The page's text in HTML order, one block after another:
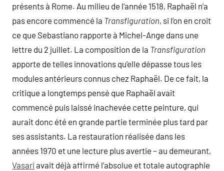
présents à Rome. Au milieu de l’année 1518, Raphaël n’a
pas encore commencé la Transfiguration, si l’on en croit
ce que Sebastiano rapporte à Michel-Ange dans une
lettre du 2 juillet. La composition de la Transfiguration
apporte de telles innovations qu’elle dépasse tous les
modules antérieurs connus chez Raphaël. De ce fait, la
critique a longtemps pensé que Raphaël avait
commencé puis laissé inachevée cette peinture, qui
aurait donc été en grande partie terminée plus tard par
ses assistants. La restauration réalisée dans les
années 1970 et une lecture plus avertie – au demeurant,
Vasari avait déjà affirmé l’absolue et totale autographie